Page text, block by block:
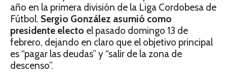
año en la primera división de la Liga Cordobesa de
Fútbol. Sergio González asumió como
presidente electo el pasado domingo 13 de
febrero, dejando en claro que el objetivo principal
es “pagar las deudas” y “salir de la zona de
descenso”.